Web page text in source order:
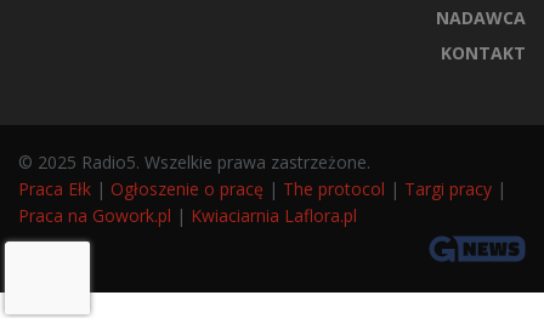
NADAWCA
KONTAKT
© 2025 Radio5. Wszelkie prawa zastrzeżone.
Praca Ełk | Ogłoszenie o pracę | The protocol | Targi pracy |
Praca na Gowork.pl | Kwiaciarnia Laflora.pl